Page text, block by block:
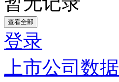
查看全部
登录
上市公司数据